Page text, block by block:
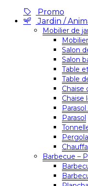
Promo
Jardin /
Mobilier de
Salon
Salon
Table
Table
Chaise
Chaise
Parasol
Pergola
Barbecue –